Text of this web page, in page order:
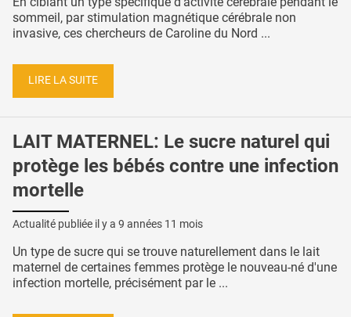
sommeil, par stimulation magnétique cérébrale non
invasive, ces chercheurs de Caroline du Nord ...
LIRE LA SUITE
LAIT MATERNEL: Le sucre naturel qui
protège les bébés contre une infection
mortelle
Actualité publiée il y a 9 années 11 mois
Un type de sucre qui se trouve naturellement dans le lait
maternel de certaines femmes protège le nouveau-né d'une
infection mortelle, précisément par le ...